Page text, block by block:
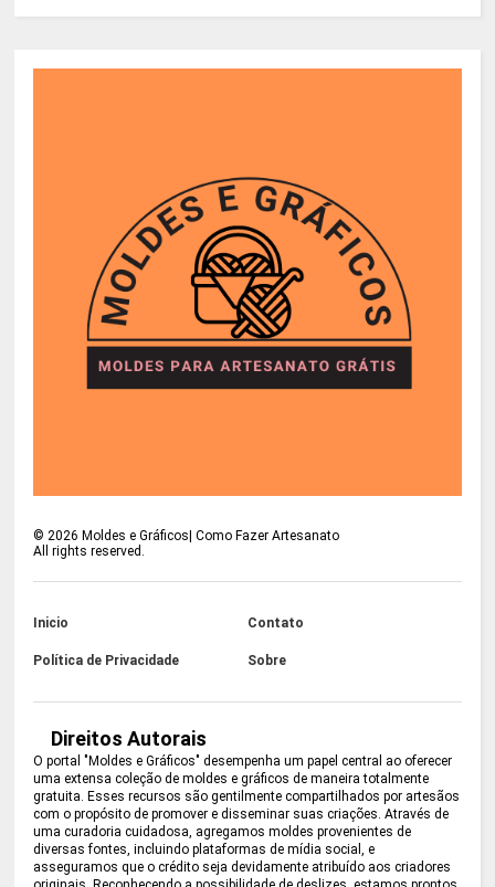
©2026 Moldes e Gráficos| Como Fazer Artesanato
All rights reserved.
Inicio Contato
Política de Privacidade Sobre
Direitos Autorais
O portal "Moldes e Gráficos" desempenha um papel central ao oferecer
uma extensa coleção de moldes e gráficos de maneira totalmente
gratuita. Esses recursos são gentilmente compartilhados por artesãos
com o propósito de promover e disseminar suas criações. Através de
uma curadoria cuidadosa, agregamos moldes provenientes de
diversas fontes, incluindo plataformas de mídia social, e
asseguramos que o crédito seja devidamente atribuído aos criadores